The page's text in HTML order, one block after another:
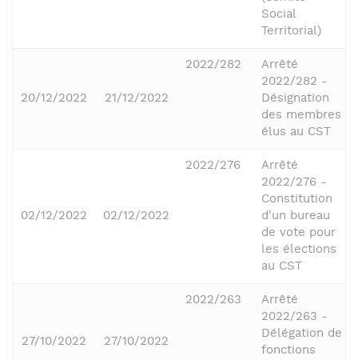
Social
Territorial)
20/12/2022 21/12/2022
2022/282
Arrêté
2022/282 -
Désignation
des membres
élus au CST
02/12/2022 02/12/2022
2022/276
Arrêté
2022/276 -
Constitution
d'un bureau
de vote pour
les élections
au CST
27/10/2022 27/10/2022
2022/263
Arrêté
2022/263 -
Délégation de
fonctions